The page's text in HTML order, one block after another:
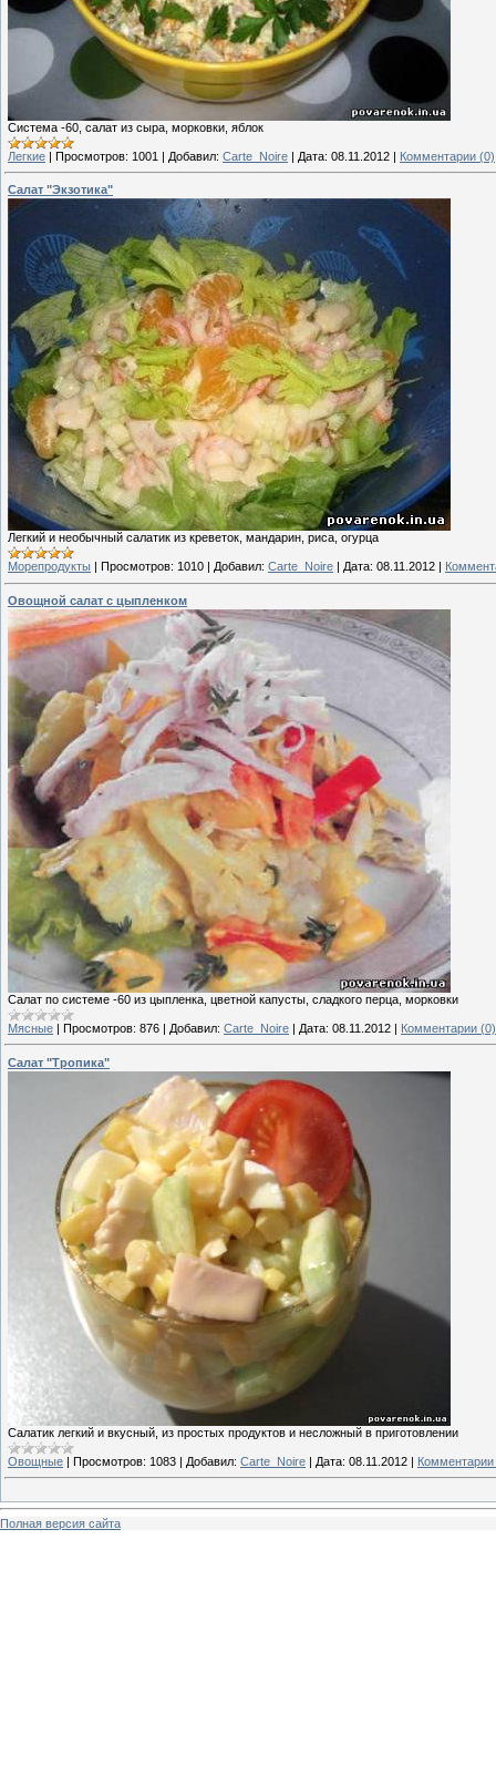
Система -60, салат из сыра, морковки, яблок
Легкие | Просмотров: 1001 | Добавил: Carte_Noire | Дата: 08.11.2012 | Комментарии (0)
Салат "Экзотика"
Легкий и необычный салатик из креветок, мандарин, риса, огурца
Морепродукты | Просмотров: 1010 | Добавил: Carte_Noire | Дата: 08.11.2012 |
Овощной салат с цыпленком
Салат по системе -60 из цыпленка, цветной капусты, сладкого перца, морковки
Мясные | Просмотров: 876 | Добавил: Carte_Noire | Дата: 08.11.2012 | Комментарии (0)
Салат "Тропика"
Салатик легкий и вкусный, из простых продуктов и несложный в приготовлении
Овощные | Просмотров: 1083 | Добавил: Carte_Noire | Дата: 08.11.2012 |
Полная версия сайта